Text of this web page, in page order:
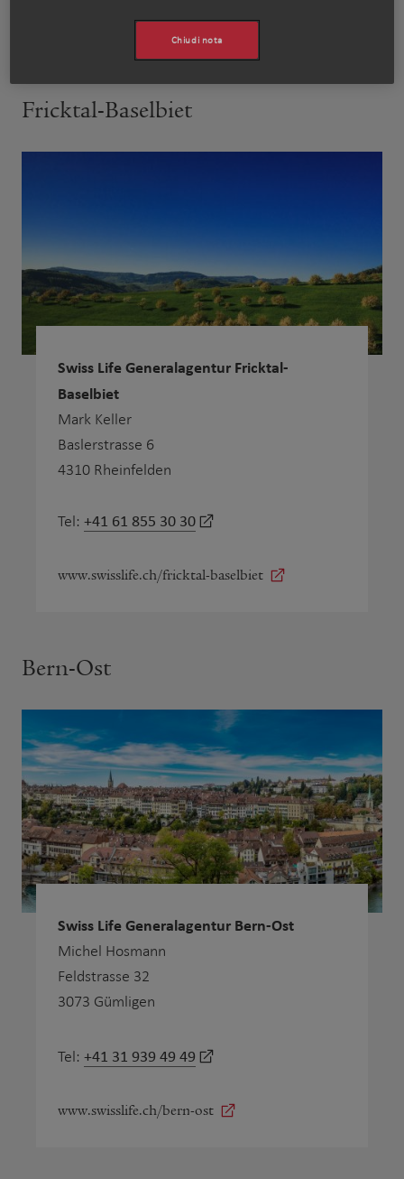
www.swisslife.ch/basel
Fricktal-Baselbiet
Swiss Life Generalagentur Fricktal-
Baselbiet
Mark Keller
Baslerstrasse 6
4310 Rheinfelden
Tel: +41 61 855 30 30
www.swisslife.ch/fricktal-baselbiet
Bern-Ost
Swiss Life Generalagentur Bern-Ost
Michel Hosmann
Feldstrasse 32
3073 Gümligen
Tel: +41 31 939 49 49
www.swisslife.ch/bern-ost
Chiudi nota